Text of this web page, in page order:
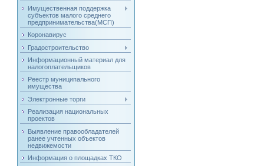
Имущественная поддержка
субъектов малого среднего
предпринимательства(МСП)
Коронавирус
Градостроительство
Информационный материал для
налогоплательщиков
Реестр муниципального
имущества
Электронные торги
Реализация национальных
проектов
Выявление правообладателей
ранее учтенных объектов
недвижемости
Информация о площадках ТКО